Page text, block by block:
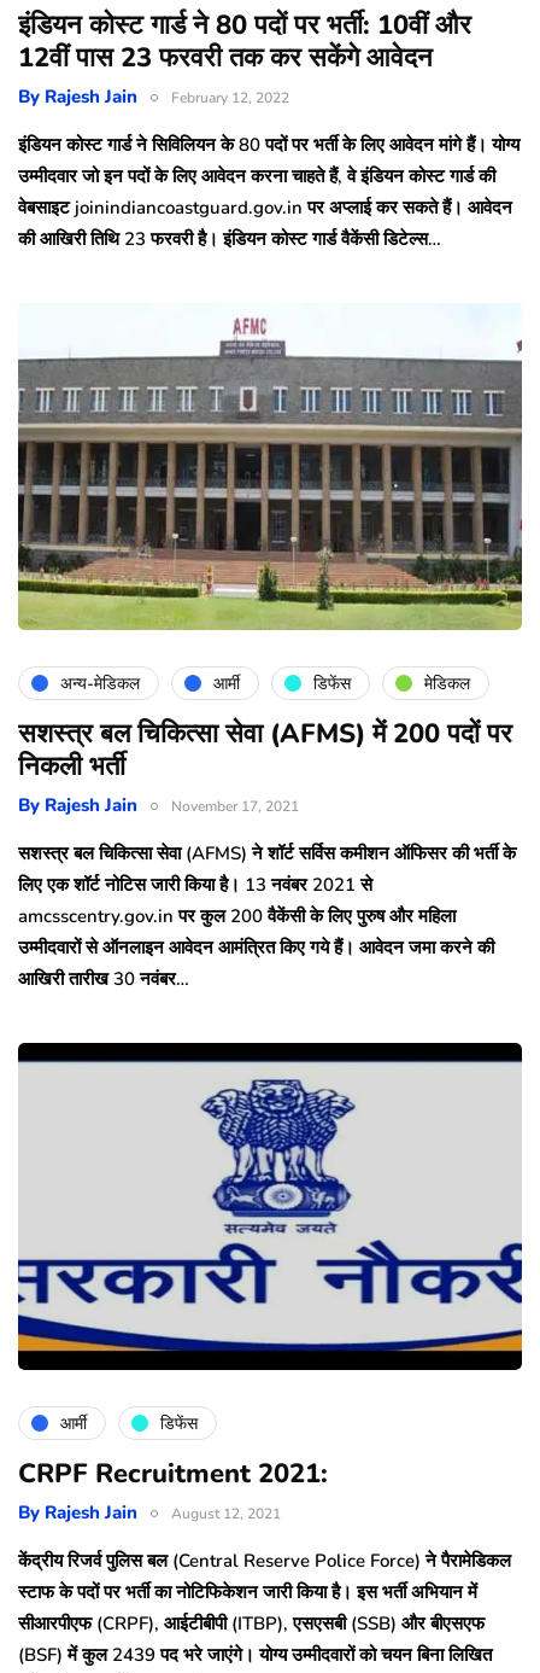
इंडियन कोस्ट गार्ड ने 80 पदों पर भर्ती: 10वीं और
12वीं पास 23 फरवरी तक कर सकेंगे आवेदन
By Rajesh Jain February 12, 2022
इंडियन कोस्ट गार्ड ने सिविलियन के 80 पदों पर भर्ती के लिए आवेदन मांगे हैं। योग्य
उम्मीदवार जो इन पदों के लिए आवेदन करना चाहते हैं, वे इंडियन कोस्ट गार्ड की
वेबसाइट joinindiancoastguard.gov.in पर अप्लाई कर सकते हैं। आवेदन
की आखिरी तिथि 23 फरवरी है। इंडियन कोस्ट गार्ड वैकेंसी डिटेल्स…
अन्य-मेडिकल आर्मी डिफेंस मेडिकल
सशस्त्र बल चिकित्सा सेवा (AFMS) में 200 पदों पर
निकली भर्ती
By Rajesh Jain November 17, 2021
सशस्त्र बल चिकित्सा सेवा (AFMS) ने शॉर्ट सर्विस कमीशन ऑफिसर की भर्ती के
लिए एक शॉर्ट नोटिस जारी किया है। 13 नवंबर 2021 से
amcsscentry.gov.in पर कुल 200 वैकेंसी के लिए पुरुष और महिला
उम्मीदवारों से ऑनलाइन आवेदन आमंत्रित किए गये हैं। आवेदन जमा करने की
आखिरी तारीख 30 नवंबर…
आर्मी डिफेंस
CRPF Recruitment 2021:
By Rajesh Jain August 12, 2021
केंद्रीय रिजर्व पुलिस बल (Central Reserve Police Force) ने पैरामेडिकल
स्टाफ के पदों पर भर्ती का नोटिफिकेशन जारी किया है। इस भर्ती अभियान में
सीआरपीएफ (CRPF), आईटीबीपी (ITBP), एसएसबी (SSB) और बीएसएफ
(BSF) में कुल 2439 पद भरे जाएंगे। योग्य उम्मीदवारों को चयन बिना लिखित